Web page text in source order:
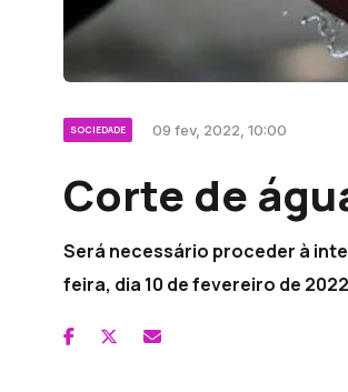
SOCIEDADE 09 fev, 2022, 10:00
Corte de
Será necessário proceder à
feira, dia 10 de fevereiro de